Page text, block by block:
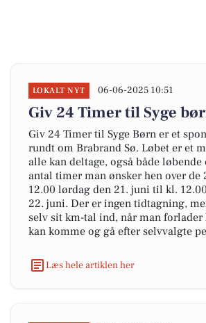
LOKALT NYT 06-06-2025 10:51
Giv 24 Timer til Syge
Giv 24 Timer til Syge Børn er et
rundt om Brabrand Sø. Løbet er et
alle kan deltage, også både løbende
antal timer man ønsker hen over de
12.00 lørdag den 21. juni til kl.
22. juni. Der er ingen tidtagning,
selv sit km-tal ind, når man forlader
kan komme og gå efter selvvalgte
Læs hele artiklen her